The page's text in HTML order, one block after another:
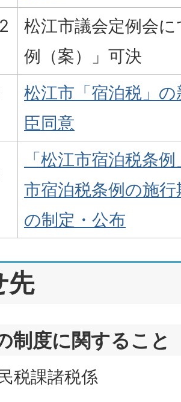
松江市議会定例会
例（案）」可決
松江市「宿泊税」
臣同意
「松江市宿泊税条
市宿泊税条例の施
の制定・公布
先
制度に関すること
税課諸税係